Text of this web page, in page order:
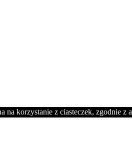
na korzystanie z ciasteczek, zgodnie